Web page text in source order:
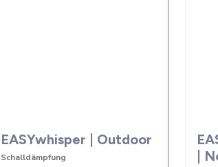
EASYwhisper | Outdoor
Schalldämpfung
|